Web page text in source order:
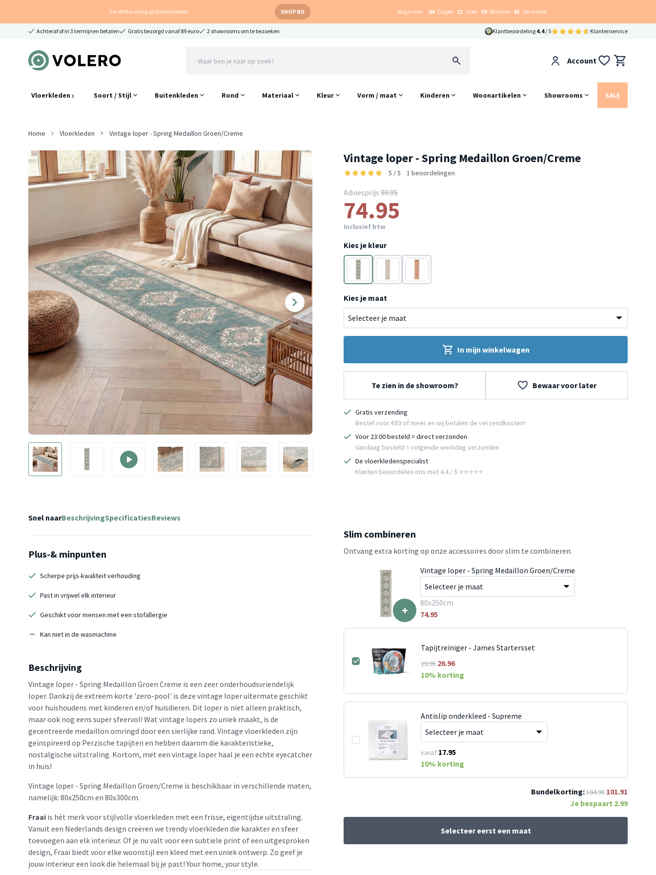
Tot 40% korting op buitenkleden SHOP NU Nog maar: 04 Dagen 22 Uren 19 Minuten 41 Seconden
Achteraf of in 3 termijnen betalen Gratis bezorgd vanaf 89 euro 2 showrooms om te bezoeken Klantbeoordeling 4.4/ 5 Klantenservice
Account
Vloerkleden Soort / Stijl Buitenkleden Rond Materiaal Kleur Vorm / maat Kinderen Woonartikelen Showrooms SALE
Home Vloerkleden Vintage loper - Spring Medaillon Groen/Creme
Vintage loper - Spring Medaillon Groen/Creme
5 / 5 1 beoordelingen
Adviesprijs 99.95
74.95
Inclusief btw
Kies je kleur
Groen Groen
Crème
Kies je maat
In mijn winkelwagen
Te zien in de showroom? Bewaar voor later
Gratis verzending
Bestel voor €89 of meer en wij betalen de verzendkosten!
Voor 23:00 besteld = direct verzonden
Vandaag besteld = volgende werkdag verzonden
De vloerkledenspecialist
Klanten beoordelen ons met 4.4 / 5 ⭐⭐⭐⭐⭐
Snel naarBeschrijvingSpecificatiesReviews
Plus-& minpunten
Scherpe prijs-kwaliteit verhouding
Past in vrijwel elk interieur
Geschikt voor mensen met een stofallergie
Kan niet in de wasmachine
Beschrijving
Vintage loper - Spring Medaillon Groen Creme is een zeer onderhoudsvriendelijk
loper. Dankzij de extreem korte 'zero-pool' is deze vintage loper uitermate geschikt
voor huishoudens met kinderen en/of huisdieren. Dit loper is niet alleen praktisch,
maar ook nog eens super sfeervol! Wat vintage lopers zo uniek maakt, is de
gecentreerde medaillon omringd door een sierlijke rand. Vintage vloerkleden zijn
geïnspireerd op Perzische tapijten en hebben daarom die karakteristieke,
nostalgische uitstraling. Kortom, met een vintage loper haal je een echte eyecatcher
in huis!
Vintage loper - Spring Medaillon Groen/Creme is beschikbaar in verschillende maten,
namelijk: 80x250cm en 80x300cm.
Fraai is hét merk voor stijlvolle vloerkleden met een frisse, eigentijdse uitstraling.
Vanuit een Nederlands design creëren we trendy vloerkleden die karakter en sfeer
toevoegen aan elk interieur. Of je nu valt voor een subtiele print of een uitgesproken
design, Fraai biedt voor elke woonstijl een kleed met een uniek ontwerp. Zo geef je
jouw interieur een look die helemaal bij je past! Your home, your style.
Slim combineren
Ontvang extra korting op onze accessoires door slim te combineren.
+
Vintage loper - Spring Medaillon Groen/Creme
80x250cm
74.95
Tapijtreiniger - James Startersset
29.95 26.96
10% korting
Antislip onderkleed - Supreme
vanaf 17.95
10% korting
Bundelkorting:104.90 101.91
Je bespaart 2.99
Selecteer eerst een maat